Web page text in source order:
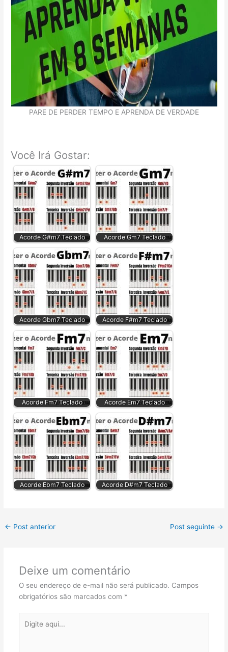
PARE DE PERDER TEMPO E APRENDA DE VERDADE
Você Irá Gostar:
Acorde G#m7 Teclado Acorde Gm7 Teclado
Acorde Gbm7 Teclado Acorde F#m7 Teclado
Acorde Fm7 Teclado Acorde Em7 Teclado
Acorde Ebm7 Teclado Acorde D#m7 Teclado
← Post anterior Post seguinte →
Deixe um comentário
O seu endereço de e-mail não será publicado. Campos
obrigatórios são marcados com *
aqui...